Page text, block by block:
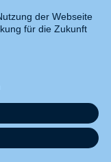
der Webseite
für die Zukunft